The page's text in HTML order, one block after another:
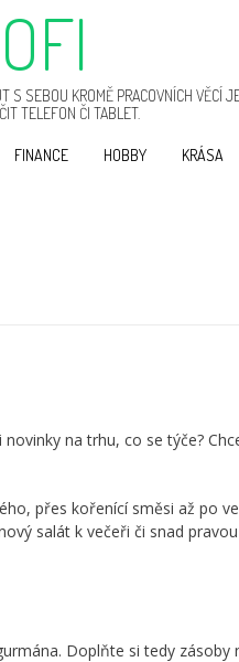
SEBOU KROMĚ PRACOVNÍCH VĚCÍ
TELEFON ČI TABLET.
FINANCE HOBBY KRÁSA
na trhu, co se týče?
přes kořenící směsi až po
salát k večeři či snad
Doplňte si tedy zásoby